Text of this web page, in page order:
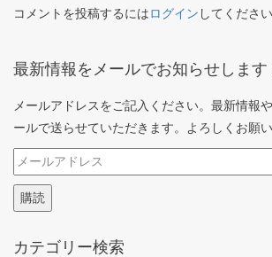
コメントを投稿するにはログイン してください
最新情報をメールでお知らせします
メールアドレスをご記入ください。最新情報
ールで送らせていただきます。よろしくお願い
メ
ー
ル
ド
購読
カテゴリー検索